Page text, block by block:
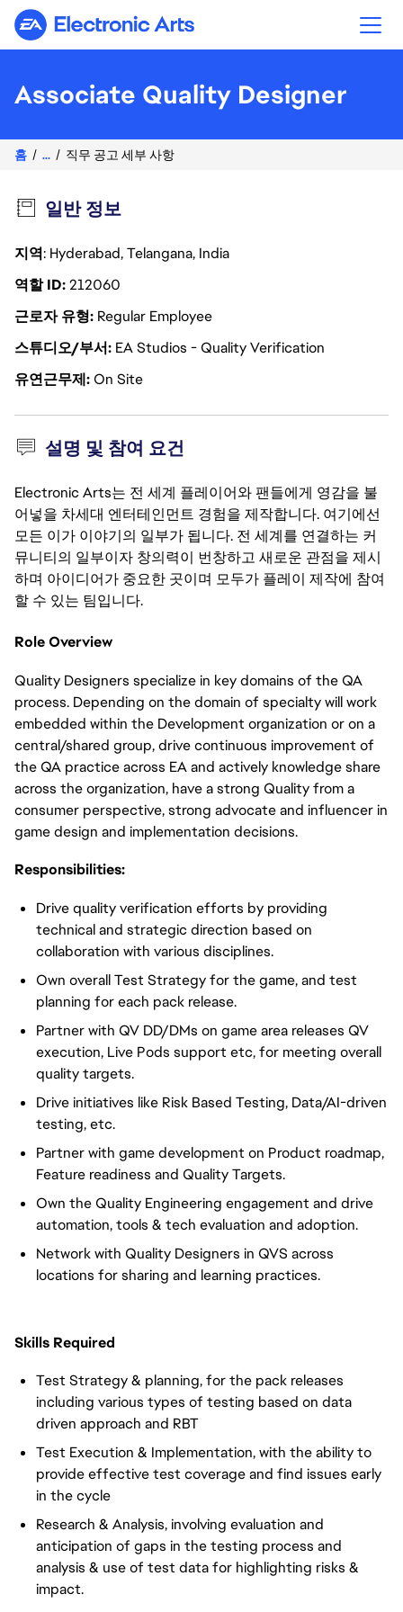
Electronic Arts
Associate Quality Designer
홈 ... 직무 공고 세부 사항
일반 정보
지역: Hyderabad, Telangana, India
역할 ID212060
근로자 유형 Regular Employee
스튜디오/부서 EA Studios - Quality Verification
유연근무제On Site
설명 및 참여 요건
Electronic Arts는 전 세계 플레이어와 팬들에게 영감을 불
어넣을 차세대 엔터테인먼트 경험을 제작합니다. 여기에선
모든 이가 이야기의 일부가 됩니다. 전 세계를 연결하는 커
뮤니티의 일부이자 창의력이 번창하고 새로운 관점을 제시
하며 아이디어가 중요한 곳이며 모두가 플레이 제작에 참여
할 수 있는 팀입니다.
Role Overview
Quality Designers specialize in key domains of the QA
process. Depending on the domain of specialty will work
embedded within the Development organization or on a
central/shared group, drive continuous improvement of
the QA practice across EA and actively knowledge share
across the organization, have a strong Quality from a
consumer perspective, strong advocate and influencer in
game design and implementation decisions.
Responsibilities:
Drive quality verification efforts by providing
technical and strategic direction based on
collaboration with various disciplines.
Own overall Test Strategy for the game, and test
planning for each pack release.
Partner with QV DD/DMs on game area releases QV
execution, Live Pods support etc, for meeting overall
quality targets.
Drive initiatives like Risk Based Testing, Data/AI-driven
testing, etc.
Partner with game development on Product roadmap,
Feature readiness and Quality Targets.
Own the Quality Engineering engagement and drive
automation, tools & tech evaluation and adoption.
Network with Quality Designers in QVS across
locations for sharing and learning practices.
Skills Required
Test Strategy & planning, for the pack releases
including various types of testing based on data
driven approach and RBT
Test Execution & Implementation, with the ability to
provide effective test coverage and find issues early
in the cycle
Research & Analysis, involving evaluation and
anticipation of gaps in the testing process and
analysis & use of test data for highlighting risks &
impact.